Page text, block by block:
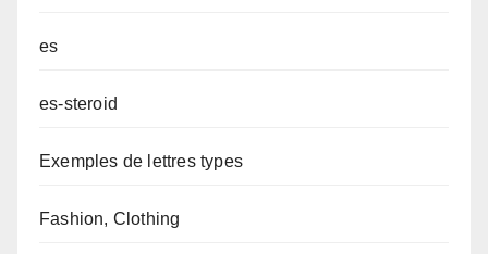
es
es-steroid
Exemples de lettres types
Fashion, Clothing